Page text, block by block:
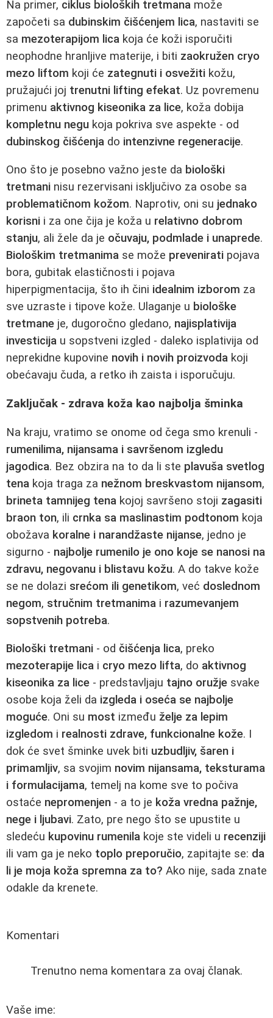
Na primer, ciklus bioloških tretmana može
započeti sa dubinskim čišćenjem lica, nastaviti se
sa mezoterapijom lica koja će koži isporučiti
neophodne hranljive materije, i biti zaokružen cryo
mezo liftom koji će zategnuti i osvežiti kožu,
pružajući joj trenutni lifting efekat. Uz povremenu
primenu aktivnog kiseonika za lice, koža dobija
kompletnu negu koja pokriva sve aspekte - od
dubinskog čišćenja do intenzivne regeneracije.
Ono što je posebno važno jeste da biološki
tretmani nisu rezervisani isključivo za osobe sa
problematičnom kožom. Naprotiv, oni su jednako
korisni i za one čija je koža u relativno dobrom
stanju, ali žele da je očuvaju, podmlade i unaprede.
Biološkim tretmanima se može prevenirati pojava
bora, gubitak elastičnosti i pojava
hiperpigmentacija, što ih čini idealnim izborom za
sve uzraste i tipove kože. Ulaganje u biološke
tretmane je, dugoročno gledano, najisplativija
investicija u sopstveni izgled - daleko isplativija od
neprekidne kupovine novih i novih proizvoda koji
obećavaju čuda, a retko ih zaista i isporučuju.
Zaključak - zdrava koža kao najbolja šminka
Na kraju, vratimo se onome od čega smo krenuli -
rumenilima, nijansama i savršenom izgledu
jagodica. Bez obzira na to da li ste plavuša svetlog
tena koja traga za nežnom breskvastom nijansom,
brineta tamnijeg tena kojoj savršeno stoji zagasiti
braon ton, ili crnka sa maslinastim podtonom koja
obožava koralne i narandžaste nijanse, jedno je
sigurno - najbolje rumenilo je ono koje se nanosi na
zdravu, negovanu i blistavu kožu. A do takve kože
se ne dolazi srećom ili genetikom, već doslednom
negom, stručnim tretmanima i razumevanjem
sopstvenih potreba.
Biološki tretmani - od čišćenja lica, preko
mezoterapije lica i cryo mezo lifta, do aktivnog
kiseonika za lice - predstavljaju tajno oružje svake
osobe koja želi da izgleda i oseća se najbolje
moguće. Oni su most između želje za lepim
izgledom i realnosti zdrave, funkcionalne kože. I
dok će svet šminke uvek biti uzbudljiv, šaren i
primamljiv, sa svojim novim nijansama, teksturama
i formulacijama, temelj na kome sve to počiva
ostaće nepromenjen - a to je koža vredna pažnje,
nege i ljubavi. Zato, pre nego što se upustite u
sledeću kupovinu rumenila koje ste videli u recenziji
ili vam ga je neko toplo preporučio, zapitajte se: da
li je moja koža spremna za to? Ako nije, sada znate
odakle da krenete.
Komentari
Trenutno nema komentara za ovaj članak.
Vaše ime: